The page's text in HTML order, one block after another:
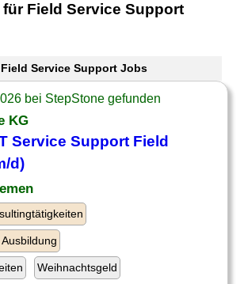
Field Service Support
Service Support Jobs
bei StepStone gefunden
KG
Service Support Field
d)
Weihnachtsgeld